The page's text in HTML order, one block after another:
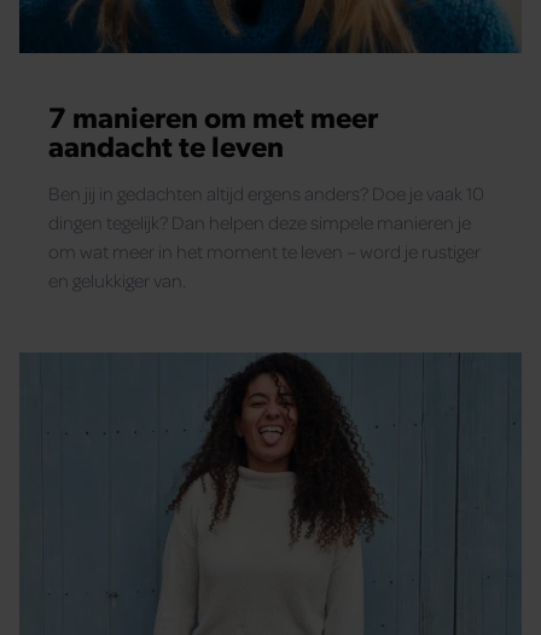
7 manieren om met meer
aandacht te leven
Ben jij in gedachten altijd ergens anders? Doe je vaak 10
dingen tegelijk? Dan helpen deze simpele manieren je
om wat meer in het moment te leven – word je rustiger
en gelukkiger van.